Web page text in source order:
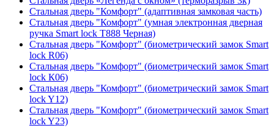
Стальная дверь "Комфорт" (адаптивная замковая часть)
Стальная дверь "Комфорт" (умная электронная дверная
ручка Smart lock T888 Черная)
Стальная дверь "Комфорт" (биометрический замок Smart
lock R06)
Стальная дверь "Комфорт" (биометрический замок Smart
lock К06)
Стальная дверь "Комфорт" (биометрический замок Smart
lock Y12)
Стальная дверь "Комфорт" (биометрический замок Smart
lock Y23)